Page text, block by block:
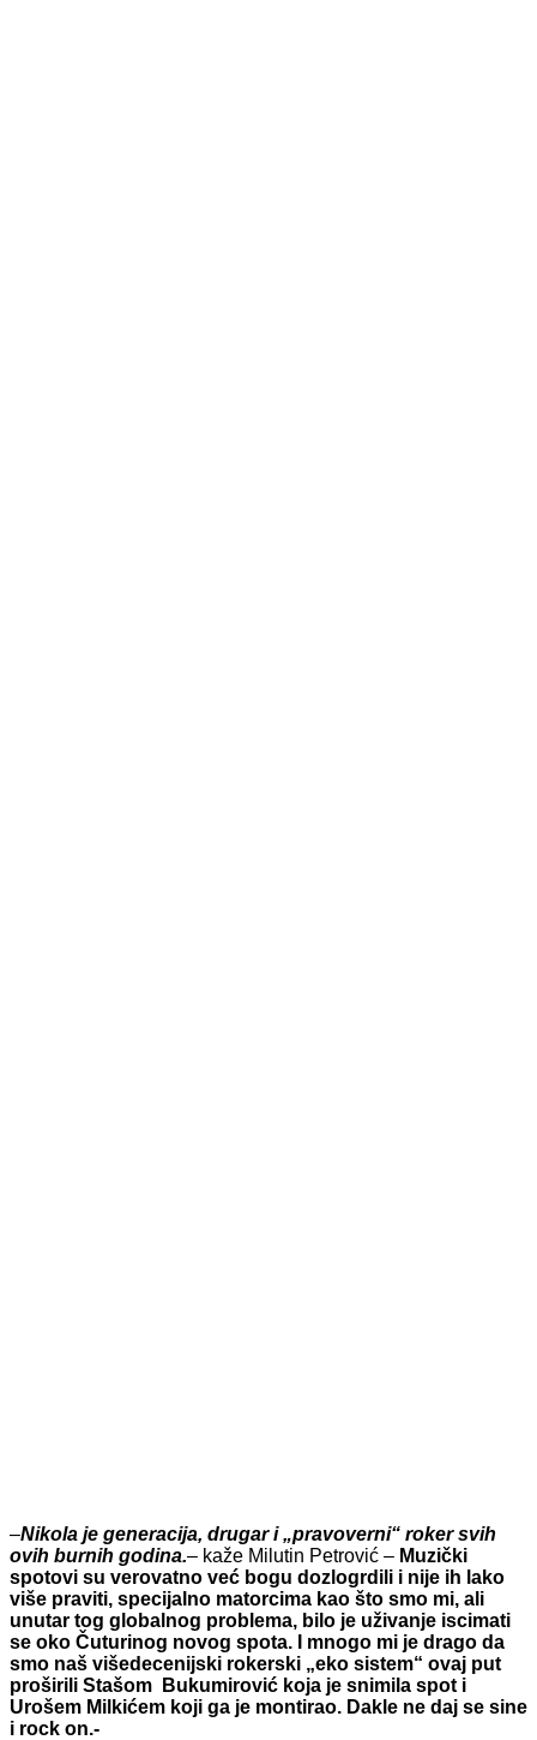
–Nikola je generacija, drugar i „pravoverni“ roker svih
ovih burnih godina.– kaže Milutin Petrović – Muzički
spotovi su verovatno već bogu dozlogrdili i nije ih lako
više praviti, specijalno matorcima kao što smo mi, ali
unutar tog globalnog problema, bilo je uživanje iscimati
se oko Čuturinog novog spota. I mnogo mi je drago da
smo naš višedecenijski rokerski „eko sistem“ ovaj put
proširili Stašom Bukumirović koja je snimila spot i
Urošem Milkićem koji ga je montirao. Dakle ne daj se sine
i rock on.-